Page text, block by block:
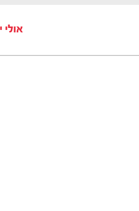
אולי